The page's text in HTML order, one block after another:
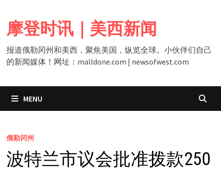
content
摩登时讯｜美西新闻
报道俄勒冈州和美西，聚焦美国，纵览全球。小伙伴们自己
的新闻媒体！网址：malldone.com | newsofwest.com
MENU
俄勒冈州
波特兰市议会批准拨款250